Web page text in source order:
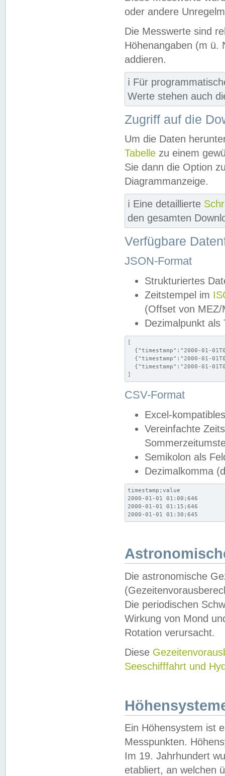
oder andere
Die Messwerte sind
Höhenangaben (m ü.
addieren.
ℹ️ Für
Werte stehen auch
Zugriff auf die
Um die Daten
Tabelle zu einem
Sie dann die Option
Diagrammanzeige.
ℹ️ Eine detaillierte
den gesamten
Verfügbare
JSON-Format
Strukturiertes
Zeitstempel im
(Offset von MEZ/
Dezimalpunkt als
[
{"timestamp":"2000-01-
{"timestamp":"2000-01-
{"timestamp":"2000-01-
]
CSV-Format
Excel-
Vereinfachte
Semikolon als
Dezimalkomma
timestamp;value
2000-01-01 01:00;646
2000-01-01 01:15;646
2000-01-01 01:30;645
Die astronomische
Die periodischen
Wirkung von Mond
Rotation verursacht.
Diese
Seeschifffahrt und
Ein Höhensystem ist
Messpunkten.
Im 19. Jahrhundert
etabliert, an welchen